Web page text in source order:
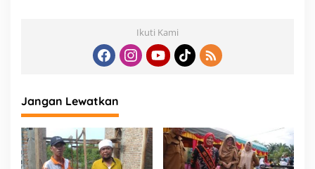
Ikuti Kami
Jangan Lewatkan